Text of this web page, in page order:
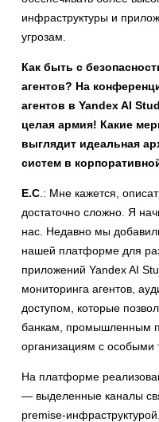
инфраструктуры и
угрозам.
Как быть с
агентов? На
агентов в Yandex AI
целая армия! Какие
выглядит идеальная
систем в
Е.С .: Мне кажется,
достаточно сложно. Я
нас. Недавно мы
нашей платформе для
приложений Yandex AI
мониторинга агентов,
доступом, которые
банкам, промышленным
организациям с особыми
На платформе
— выделенные каналы
premise-